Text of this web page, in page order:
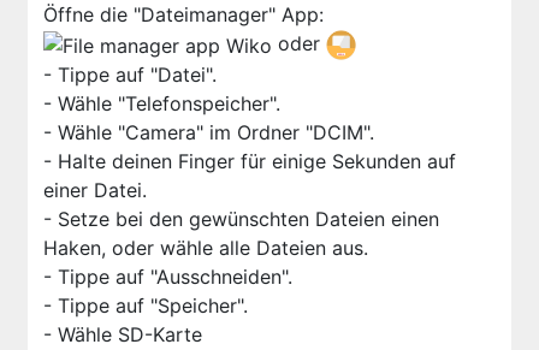
Öffne die "Dateimanager" App:
oder
- Tippe auf "Datei".
- Wähle "Telefonspeicher".
- Wähle "Camera" im Ordner "DCIM".
- Halte deinen Finger für einige Sekunden auf
einer Datei.
- Setze bei den gewünschten Dateien einen
Haken, oder wähle alle Dateien aus.
- Tippe auf "Ausschneiden".
- Tippe auf "Speicher".
- Wähle SD-Karte